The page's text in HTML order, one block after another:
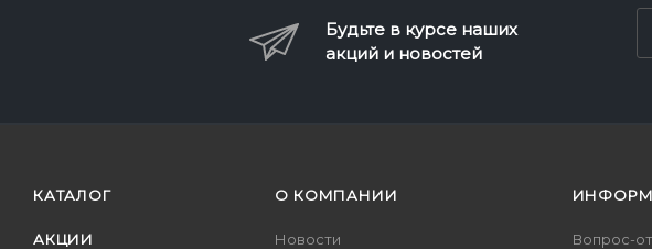
Будьте в курсе наших
акций и новостей
КАТАЛОГ
АКЦИИ
О КОМПАНИИ
Новости
Вопрос-